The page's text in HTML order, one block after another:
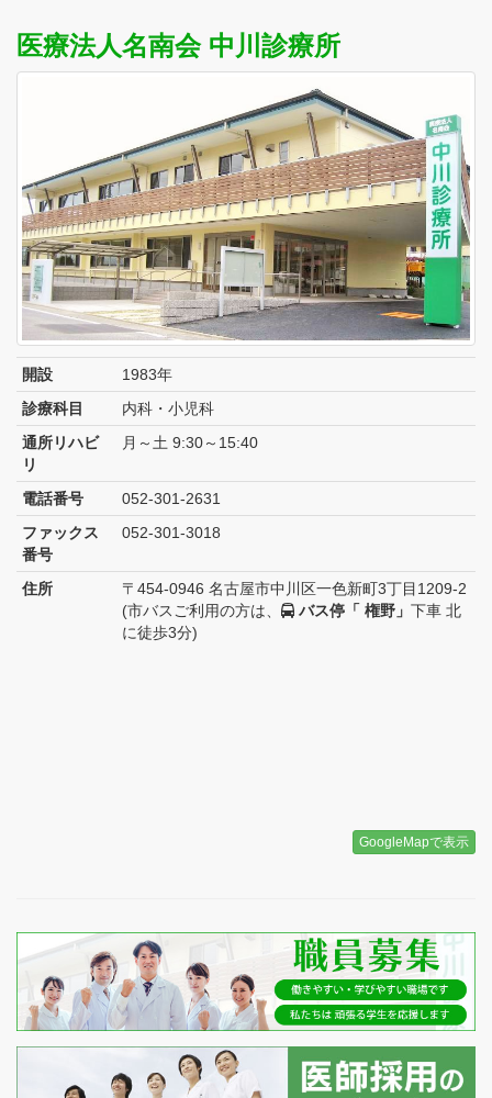
医療法人名南会 中川診療所
開設
1983年
診療科目
内科・小児科
通所リハビ
リ
月～土 9:30～15:40
電話番号
052-301-2631
ファックス
番号
052-301-3018
住所
〒454-0946 名古屋市中川区一色新町3丁目1209-2
(市バスご利用の方は、
バス停「 権野」 下車 北
に徒歩3分)
GoogleMapで表示